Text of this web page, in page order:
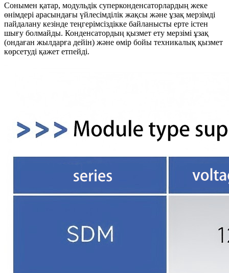
Сонымен қатар, модульдік суперконденсаторлардың жеке
өнімдері арасындағы үйлесімділік жақсы және ұзақ мерзімді
пайдалану кезінде теңгерімсіздікке байланысты ерте істен
шығу болмайды. Конденсатордың қызмет ету мерзімі ұзақ
(ондаған жылдарға дейін) және өмір бойы техникалық қызмет
көрсетуді қажет етпейді.